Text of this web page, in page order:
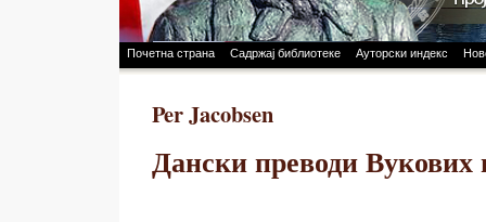
Почетна страна Садржај библиотеке Ауторски индекс
Per Jacobsen
Дански преводи Вукових